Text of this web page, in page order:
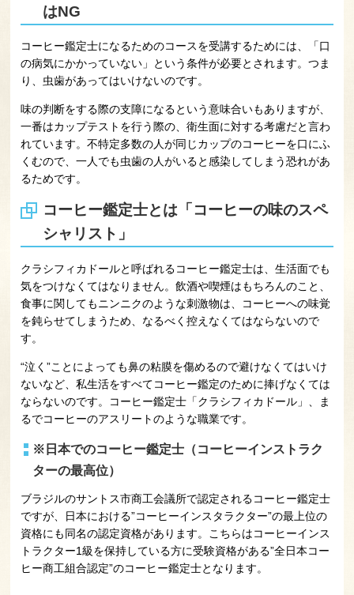
はNG
コーヒー鑑定士になるためのコースを受講するためには、「口
の病気にかかっていない」という条件が必要とされます。つま
り、虫歯があってはいけないのです。
味の判断をする際の支障になるという意味合いもありますが、
一番はカップテストを行う際の、衛生面に対する考慮だと言わ
れています。不特定多数の人が同じカップのコーヒーを口にふ
くむので、一人でも虫歯の人がいると感染してしまう恐れがあ
るためです。
コーヒー鑑定士とは「コーヒーの味のスペ
シャリスト」
クラシフィカドールと呼ばれるコーヒー鑑定士は、生活面でも
気をつけなくてはなりません。飲酒や喫煙はもちろんのこと、
食事に関してもニンニクのような刺激物は、コーヒーへの味覚
を鈍らせてしまうため、なるべく控えなくてはならないので
す。
“泣く”ことによっても鼻の粘膜を傷めるので避けなくてはいけ
ないなど、私生活をすべてコーヒー鑑定のために捧げなくては
ならないのです。コーヒー鑑定士「クラシフィカドール」、ま
るでコーヒーのアスリートのような職業です。
※日本でのコーヒー鑑定士（コーヒーインストラク
ターの最高位）
ブラジルのサントス市商工会議所で認定されるコーヒー鑑定士
ですが、日本における”コーヒーインスタラクター”の最上位の
資格にも同名の認定資格があります。こちらはコーヒーインス
トラクター1級を保持している方に受験資格がある”全日本コー
ヒー商工組合認定”のコーヒー鑑定士となります。